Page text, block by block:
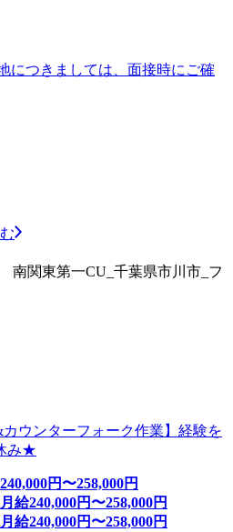
につきましては、面接時にご確
関東第一CU_千葉県市川市_フ
カウンターフォーク作業】経験を
み★
240,000円〜258,000円
月給240,000円〜258,000円
月給240,000円〜258,000円